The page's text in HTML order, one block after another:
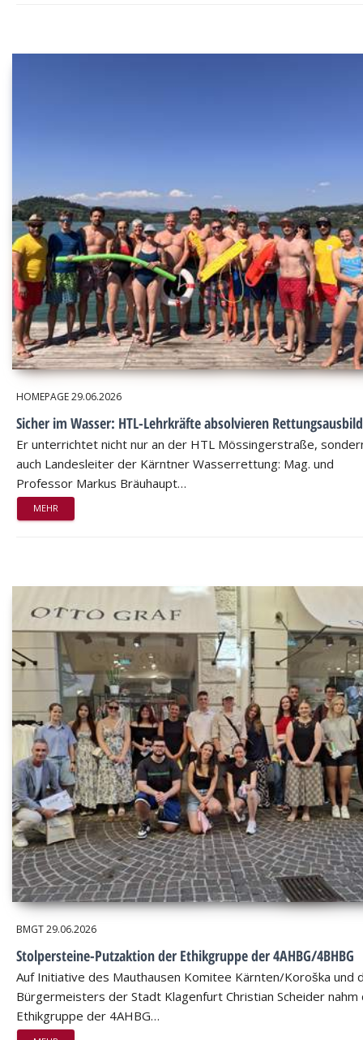
HOMEPAGE29.06.2026
Sicher im Wasser: HTL-Lehrkräfte absolvieren
Er unterrichtet nicht nur an der HTL Mössingerstraße,
auch Landesleiter der Kärntner Wasserrettung: Mag. und
Professor Markus Bräuhaupt…
MEHR
BMGT29.06.2026
Stolpersteine-Putzaktion der Ethikgruppe der 4AHBG/4BHBG
Auf Initiative des Mauthausen Komitee Kärnten/Koroška und
Bürgermeisters der Stadt Klagenfurt Christian Scheider nahm
Ethikgruppe der 4AHBG…